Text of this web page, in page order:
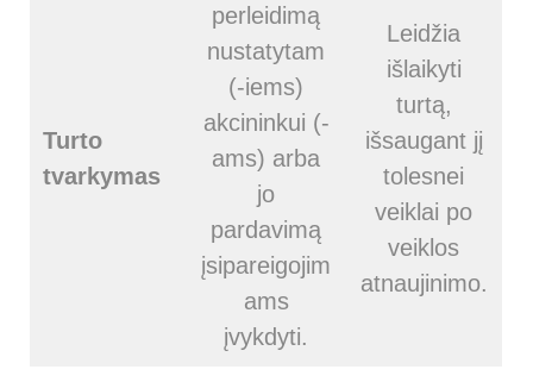
Turto
tvarkymas
perleidimą
nustatytam
(-iems)
akcininkui (-
ams) arba
jo
pardavimą
įsipareigojim
ams
įvykdyti.
Leidžia
išlaikyti
turtą,
išsaugant jį
tolesnei
veiklai po
veiklos
atnaujinimo.